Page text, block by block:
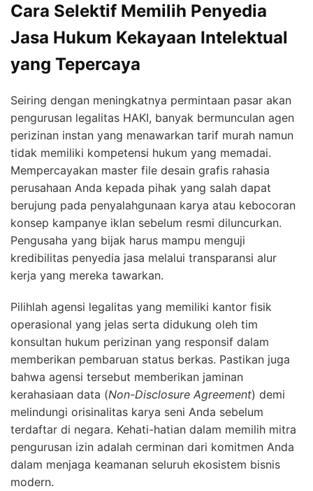
Cara Selektif Memilih Penyedia
Jasa Hukum Kekayaan Intelektual
yang Tepercaya
Seiring dengan meningkatnya permintaan pasar akan
pengurusan legalitas HAKI, banyak bermunculan agen
perizinan instan yang menawarkan tarif murah namun
tidak memiliki kompetensi hukum yang memadai.
Mempercayakan master file desain grafis rahasia
perusahaan Anda kepada pihak yang salah dapat
berujung pada penyalahgunaan karya atau kebocoran
konsep kampanye iklan sebelum resmi diluncurkan.
Pengusaha yang bijak harus mampu menguji
kredibilitas penyedia jasa melalui transparansi alur
kerja yang mereka tawarkan.
Pilihlah agensi legalitas yang memiliki kantor fisik
operasional yang jelas serta didukung oleh tim
konsultan hukum perizinan yang responsif dalam
memberikan pembaruan status berkas. Pastikan juga
bahwa agensi tersebut memberikan jaminan
kerahasiaan data (Non-Disclosure Agreement) demi
melindungi orisinalitas karya seni Anda sebelum
terdaftar di negara. Kehati-hatian dalam memilih mitra
pengurusan izin adalah cerminan dari komitmen Anda
dalam menjaga keamanan seluruh ekosistem bisnis
modern.